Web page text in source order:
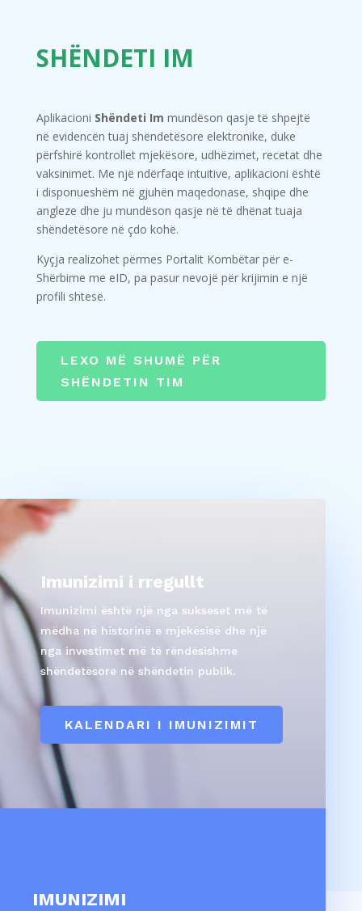
SHËNDETI IM
Aplikacioni Shëndeti Im mundëson qasje të shpejtë
në evidencën tuaj shëndetësore elektronike, duke
përfshirë kontrollet mjekësore, udhëzimet, recetat dhe
vaksinimet. Me një ndërfaqe intuitive, aplikacioni është
i disponueshëm në gjuhën maqedonase, shqipe dhe
angleze dhe ju mundëson qasje në të dhënat tuaja
shëndetësore në çdo kohë.
Kyçja realizohet përmes Portalit Kombëtar për e-
Shërbime me eID, pa pasur nevojë për krijimin e një
profili shtesë.
LEXO MË SHUMË PËR
SHËNDETIN TIM
Imunizimi i rregullt
Imunizimi është një nga sukseset më të
mëdha në historinë e mjekësisë dhe një
nga investimet më të rëndësishme
shëndetësore në shëndetin publik.
KALENDARI I IMUNIZIMIT
IMUNIZIMI